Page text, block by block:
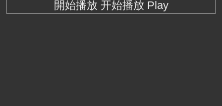
開始播放 开始播放 Play